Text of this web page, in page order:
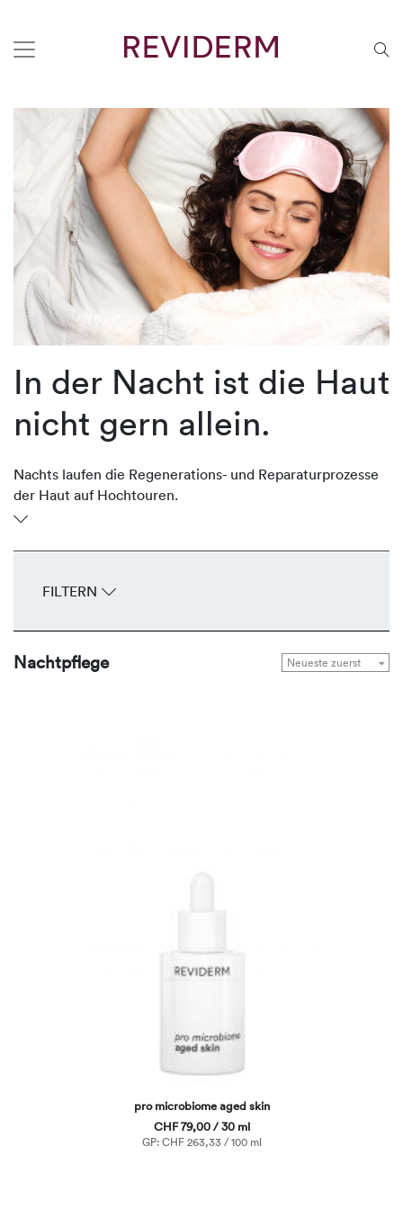
In der Nacht ist die Haut
nicht gern allein.
Nachts laufen die Regenerations- und Reparaturprozesse
der Haut auf Hochtouren.
Die Nachtcremes von REVIDERM gehen auf die
und Anti-Aging-Prozesse im Schlaf an. Effiziente,
den Stoffwechsel an, neutralisieren freie Radikale und
FILTERN
Nachtpflege
pro microbiome aged skin
CHF 79,00 / 30 ml
GP: CHF 263,33 / 100 ml